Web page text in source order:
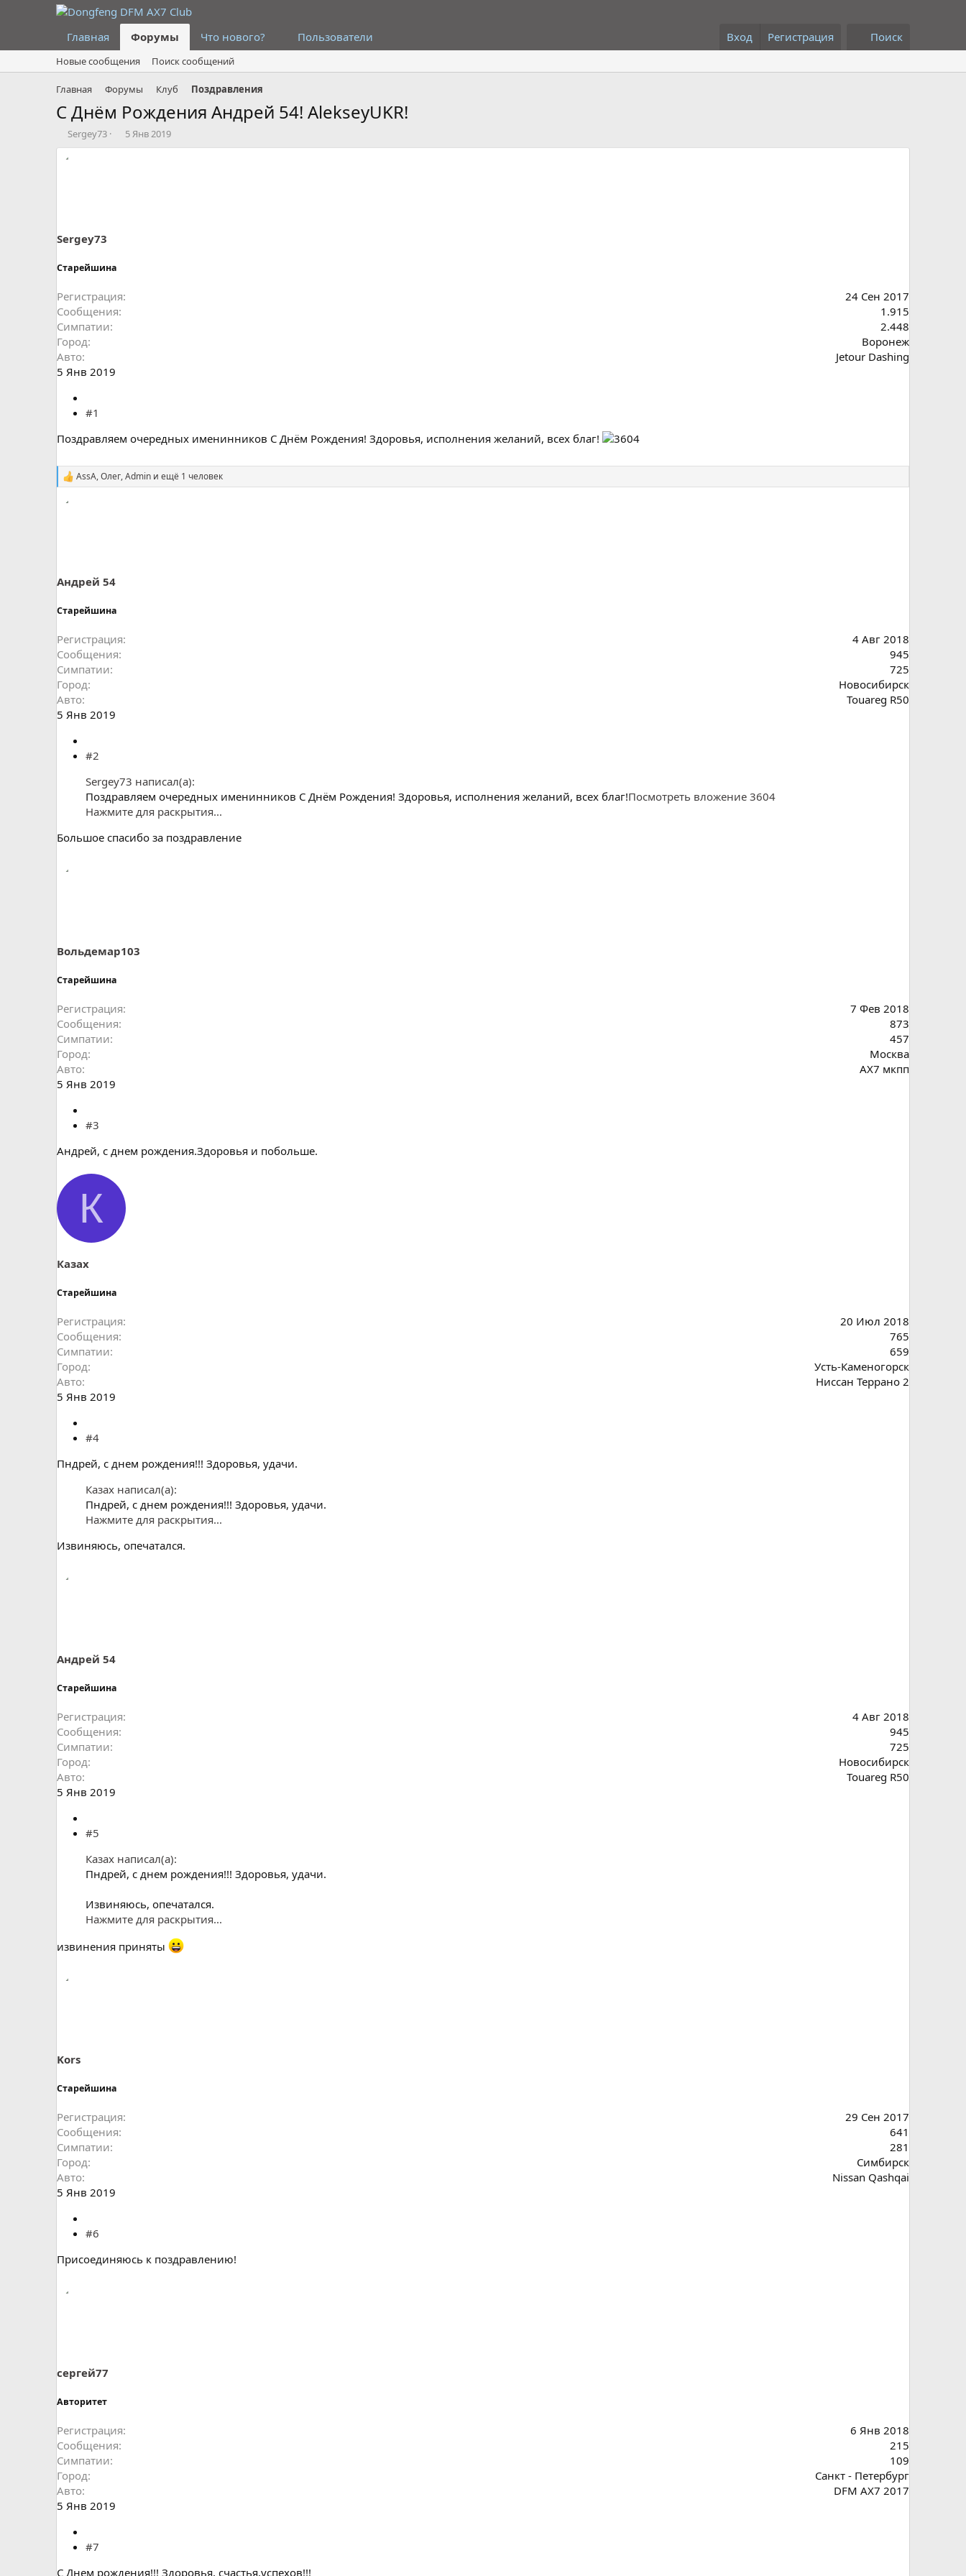
Главная Форумы Что нового? Пользователи Вход Регистрация Поиск
Новые сообщения Поиск сообщений
Главная Форумы Клуб Поздравления
С Днём Рождения Андрей 54! AlekseyUKR!
А
в
т
ы
Sergey73
Д
а
5 Янв 2019
Sergey73
Старейшина
Регистрация
24 Сен 2017
Сообщения
1.915
Симпатии
2.448
Город
Воронеж
Авто
Jetour Dashing
5 Янв 2019
#1
Поздравляем очередных именинников С Днём Рождения! Здоровья, исполнения желаний, всех благ!
С
м
AssA,Олег,Admin и ещё 1 человек
Андрей 54
Старейшина
Регистрация
4 Авг 2018
Сообщения
945
Симпатии
725
Город
Новосибирск
Авто
Touareg R50
5 Янв 2019
#2
Sergey73 написал(а):
Поздравляем очередных именинников С Днём Рождения! Здоровья, исполнения желаний, всех благ!Посмотреть вложение 3604
Нажмите для раскрытия...
Большое спасибо за поздравление
Вольдемар103
Старейшина
Регистрация
7 Фев 2018
Сообщения
873
Симпатии
457
Город
Москва
Авто
АХ7 мкпп
5 Янв 2019
#3
Андрей, с днем рождения.Здоровья и побольше.
К
Казах
Старейшина
Регистрация
20 Июл 2018
Сообщения
765
Симпатии
659
Город
Усть-Каменогорск
Авто
Ниссан Террано 2
5 Янв 2019
#4
Пндрей, с днем рождения!!! Здоровья, удачи.
Казах написал(а):
Пндрей, с днем рождения!!! Здоровья, удачи.
Нажмите для раскрытия...
Извиняюсь, опечатался.
Андрей 54
Старейшина
Регистрация
4 Авг 2018
Сообщения
945
Симпатии
725
Город
Новосибирск
Авто
Touareg R50
5 Янв 2019
#5
Казах написал(а):
Пндрей, с днем рождения!!! Здоровья, удачи.
Извиняюсь, опечатался.
Нажмите для раскрытия...
извинения приняты
Kors
Старейшина
Регистрация
29 Сен 2017
Сообщения
641
Симпатии
281
Город
Симбирск
Авто
Nissan Qashqai
5 Янв 2019
#6
Присоединяюсь к поздравлению!
сергей77
Авторитет
Регистрация
6 Янв 2018
Сообщения
215
Симпатии
109
Город
Санкт - Петербург
Авто
DFM AX7 2017
5 Янв 2019
#7
С Днем рождения!!! Здоровья, счастья,успехов!!!